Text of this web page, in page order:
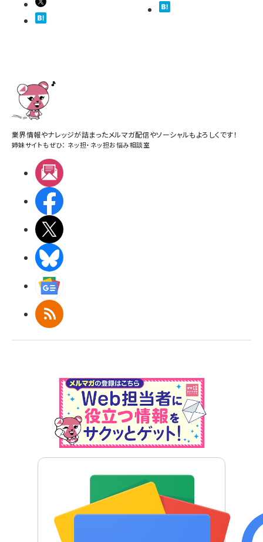
業界情報やナレッジが詰まったメルマガ配信やソーシャルもよろしくです！
姉妹サイトもぜひ： ネッ担・ ネッ担お悩み相談室
RSS